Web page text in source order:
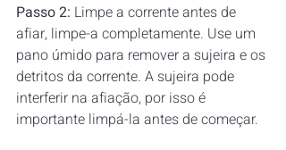
Passo 2: Limpe a corrente antes de
afiar, limpe-a completamente. Use um
pano úmido para remover a sujeira e os
detritos da corrente. A sujeira pode
interferir na afiação, por isso é
importante limpá-la antes de começar.